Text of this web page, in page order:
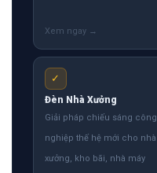
✓
Đèn Nhà Xưởng
Giải pháp chiếu sáng công
nghiệp thế hệ mới cho nhà
xưởng, kho bãi, nhà máy